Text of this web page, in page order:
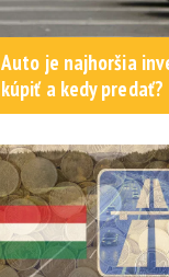
Auto je najhoršia
kúpiť a kedy predať?